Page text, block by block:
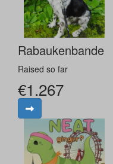
Rabaukenbande
Raised so far
€1.267